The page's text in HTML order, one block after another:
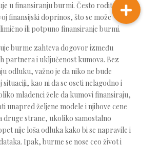
u finansiranju burmi. Često roditelji daju
finansijski doprinos, što se može
ili potpuno finansiranje burmi.
burme zahteva dogovor između
partnera i uključenost kumova. Bez
odluku, važno je da niko ne bude
situaciji, kao ni da se oseti nelagodno i
mladenci žele da kumovi finansiraju,
unapred željene modele i njihove cene
druge strane, ukoliko samostalno
nije loša odluka kako bi se napravile i
Ipak, burme se nose ceo život i